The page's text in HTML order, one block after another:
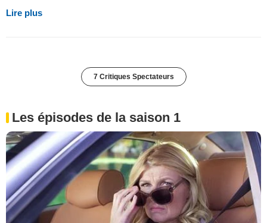
Lire plus
7 Critiques Spectateurs
Les épisodes de la saison 1